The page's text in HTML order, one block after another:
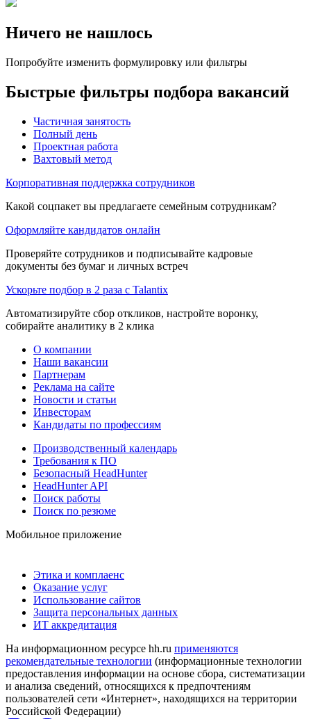
Ничего не нашлось
Попробуйте изменить формулировку или фильтры
Быстрые фильтры подбора вакансий
Частичная занятость
Полный день
Проектная работа
Вахтовый метод
Корпоративная поддержка сотрудников
Какой соцпакет вы предлагаете семейным сотрудникам?
Оформляйте кандидатов онлайн
Проверяйте сотрудников и подписывайте кадровые
документы без бумаг и личных встреч
Ускорьте подбор в 2 раза с Talantix
Автоматизируйте сбор откликов, настройте воронку,
собирайте аналитику в 2 клика
О компании
Наши вакансии
Партнерам
Реклама на сайте
Новости и статьи
Инвесторам
Кандидаты по профессиям
Производственный календарь
Требования к ПО
Безопасный HeadHunter
HeadHunter API
Поиск работы
Поиск по резюме
Мобильное приложение
Этика и комплаенс
Оказание услуг
Использование сайтов
Защита персональных данных
ИТ аккредитация
На информационном ресурсе hh.ru применяются
рекомендательные технологии (информационные технологии
предоставления информации на основе сбора, систематизации
и анализа сведений, относящихся к предпочтениям
пользователей сети «Интернет», находящихся на территории
Российской Федерации)